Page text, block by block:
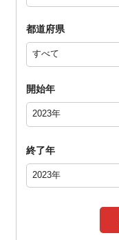
都道府県
開始年
終了年